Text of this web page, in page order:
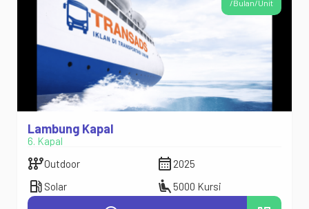
Lambung Kapal
6. Kapal
auto_transmissionOutdoor calendar_month 2025
local_gas_station Solar airline_seat_recline_extra5000 Kursi
/Bulan/Unit